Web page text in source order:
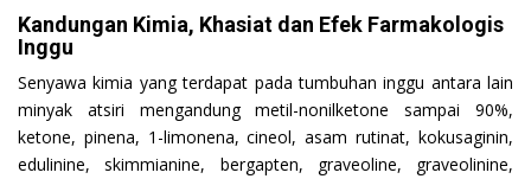
Kandungan Kimia, Khasiat dan Efek Farmakologis
Inggu
Senyawa kimia yang terdapat pada tumbuhan inggu antara lain
minyak atsiri mengandung metil-nonilketone sampai 90%,
ketone, pinena, 1-limonena, cineol, asam rutinat, kokusaginin,
edulinine, skimmianine, bergapten, graveoline, graveolinine,